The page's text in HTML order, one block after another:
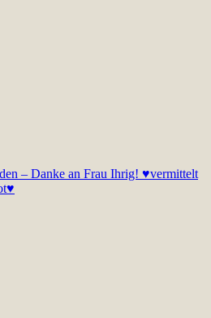
– Danke an Frau Ihrig! ♥vermittelt